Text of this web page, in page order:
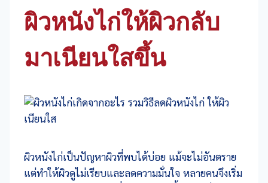
ผิวหนังไก่ให้ผิวกลับ
มาเนียนใสขึ้น
ผิวหนังไก่เป็นปัญหาผิวที่พบได้บ่อย แม้จะไม่อันตราย
แต่ทำให้ผิวดูไม่เรียบและลดความมั่นใจ หลายคนจึงเริ่ม